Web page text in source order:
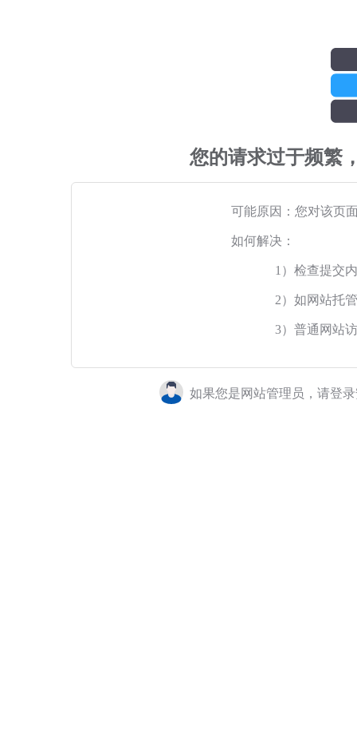
您的请求过于频繁
可能原因：您对该页
如何解决：
1）检查提交
2）如网站托
3）普通网站
如果您是网站管理员，请登